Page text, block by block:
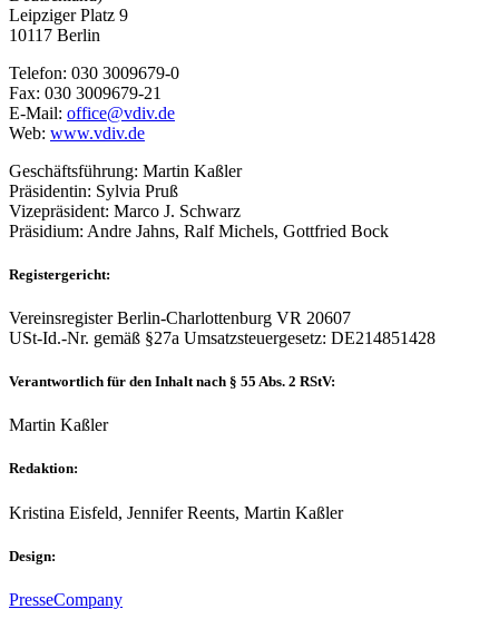
Leipziger Platz 9
10117 Berlin
Telefon: 030 3009679-0
Fax: 030 3009679-21
E-Mail: office@vdiv.de
Web: www.vdiv.de
Geschäftsführung: Martin Kaßler
Präsidentin: Sylvia Pruß
Vizepräsident: Marco J. Schwarz
Präsidium: Andre Jahns, Ralf Michels, Gottfried Bock
Registergericht:
Vereinsregister Berlin-Charlottenburg VR 20607
USt-Id.-Nr. gemäß §27a Umsatzsteuergesetz: DE214851428
Verantwortlich für den Inhalt nach § 55 Abs. 2 RStV:
Martin Kaßler
Redaktion:
Kristina Eisfeld, Jennifer Reents, Martin Kaßler
Design:
PresseCompany